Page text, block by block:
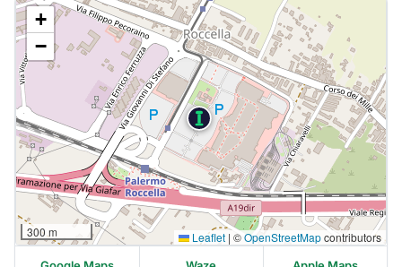
+
−
300 m Leaflet | ©OpenStreetMapcontributors